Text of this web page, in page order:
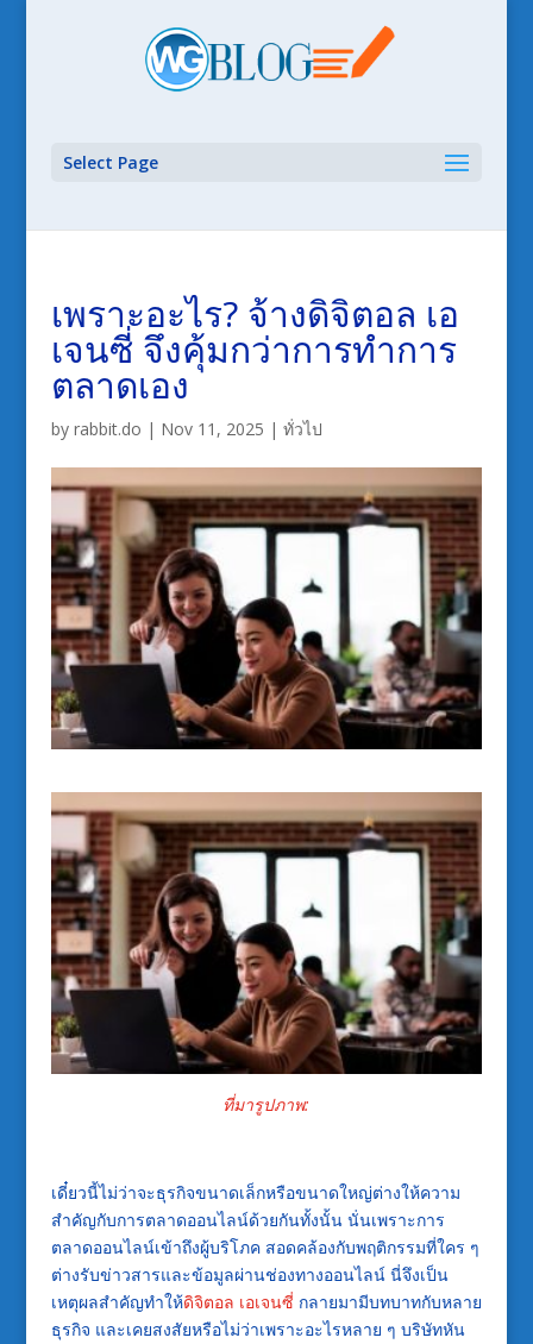
Select Page
เพราะอะไร? จ้างดิจิตอล เอ
เจนซี่ จึงคุ้มกว่าการทำการ
ตลาดเอง
by rabbit.do | Nov 11, 2025 | ทั่วไป
ที่มารูปภาพ:
เดี๋ยวนี้ไม่ว่าจะธุรกิจขนาดเล็กหรือขนาดใหญ่ต่างให้ความ
สำคัญกับการตลาดออนไลน์ด้วยกันทั้งนั้น นั่นเพราะการ
ตลาดออนไลน์เข้าถึงผู้บริโภค สอดคล้องกับพฤติกรรมที่ใคร ๆ
ต่างรับข่าวสารและข้อมูลผ่านช่องทางออนไลน์ นี่จึงเป็น
เหตุผลสำคัญทำให้ดิจิตอล เอเจนซี่ กลายมามีบทบาทกับหลาย
ธุรกิจ และเคยสงสัยหรือไม่ว่าเพราะอะไรหลาย ๆ บริษัทหัน